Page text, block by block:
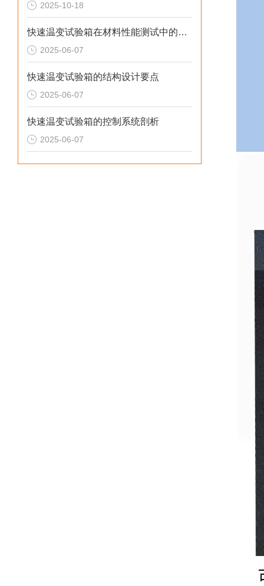
2025-10-18
快速温变试验箱在材料性能测试中的重要作用
2025-06-07
快速温变试验箱的结构设计要点
2025-06-07
快速温变试验箱的控制系统剖析
2025-06-07